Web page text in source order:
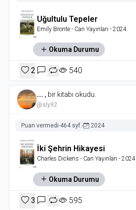
Uğultulu Tepeler
Emily Bronte - Can Yayınları - 2024
Okuma Durumu
2 540
…. , bir kitabı okudu.
@sly92
Puan vermedi-464 syf.- 2024
İki Şehrin Hikayesi
Charles Dickens - Can Yayınları - 2024
Okuma Durumu
3 595